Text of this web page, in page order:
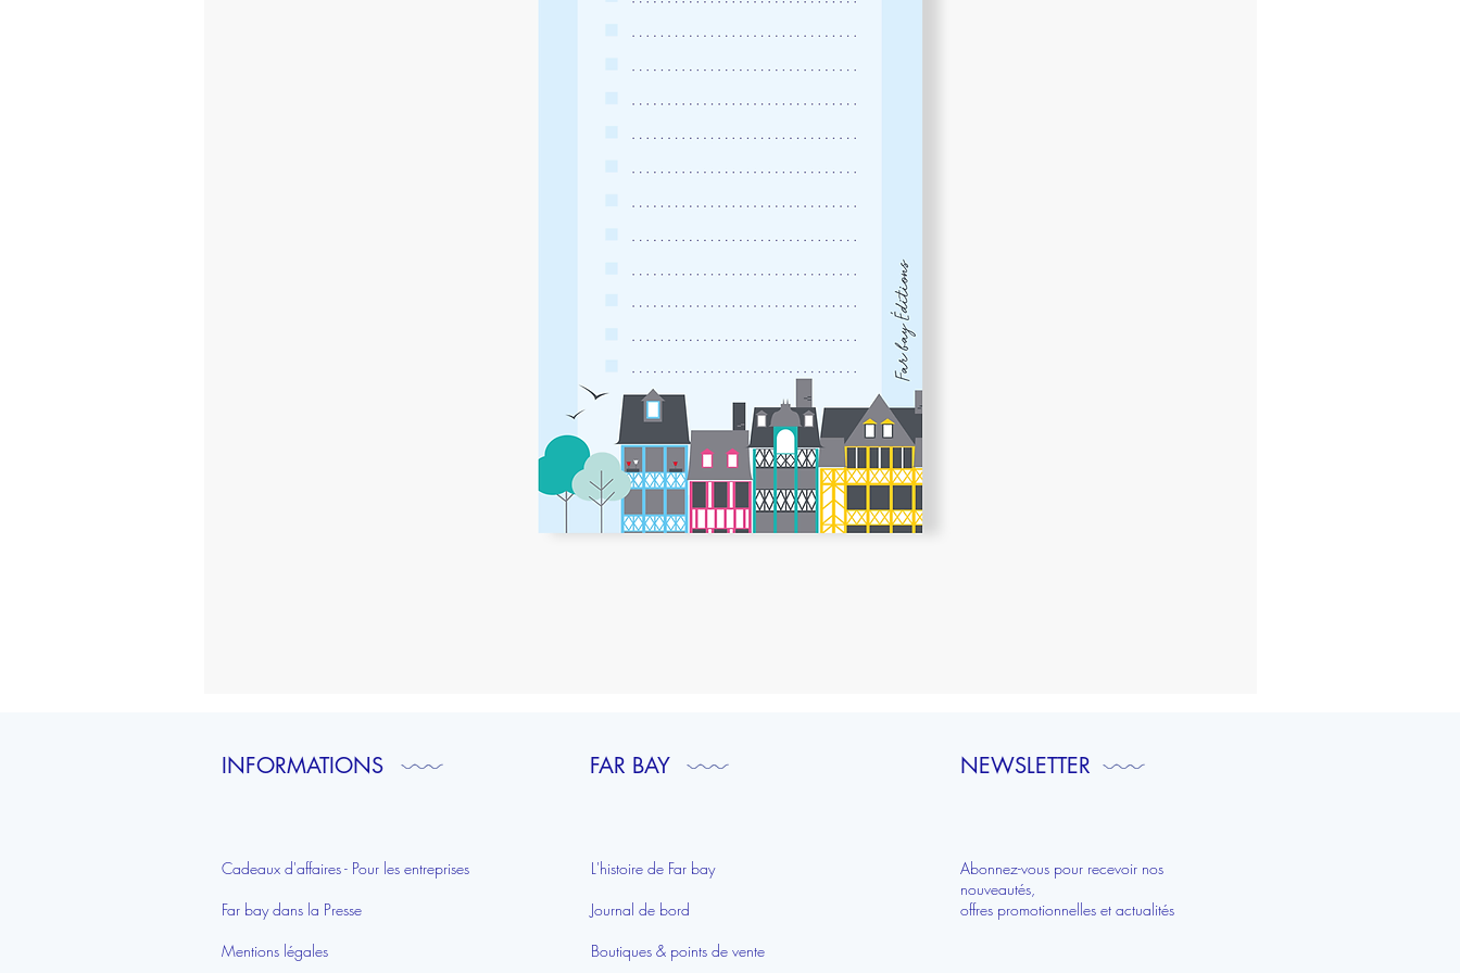
INFORMATIONS
Cadeaux d'affaires - Pour les entreprises
Far bay dans la Presse
Mentions légales
FAR BAY
L'histoire de Far bay
Journal de bord
Boutiques & points de vente
NEWSLETTER
Abonnez-vous pour recevoir nos
nouveautés,
offres promotionnelles et actualités